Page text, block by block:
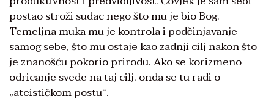
postao stroži sudac nego što mu je bio Bog.
Temeljna muka mu je kontrola i podčinjavanje
samog sebe, što mu ostaje kao zadnji cilj nakon što
je znanošću pokorio prirodu. Ako se korizmeno
odricanje svede na taj cilj, onda se tu radi o
„ateističkom postu“.